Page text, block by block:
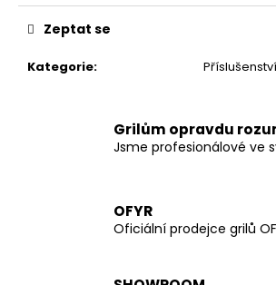
Kategorie: Příslušenství
Zeptat se
Grilům opravdu
Jsme profesionálové ve
OFYR
Oficiální prodejce grilů
č
u
e